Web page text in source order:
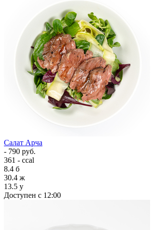
Салат Арча
- 790 руб.
361 - ccal
8.4 б
30.4 ж
13.5 у
Доступен с 12:00